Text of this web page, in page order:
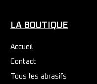
LA BOUTIQUE
Accueil
Contact
Tous les abrasifs